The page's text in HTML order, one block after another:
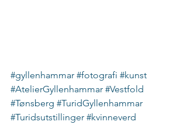
#gyllenhammar #fotografi #kunst
#AtelierGyllenhammar #Vestfold
#Tønsberg #TuridGyllenhammar
#Turidsutstillinger #kvinneverd